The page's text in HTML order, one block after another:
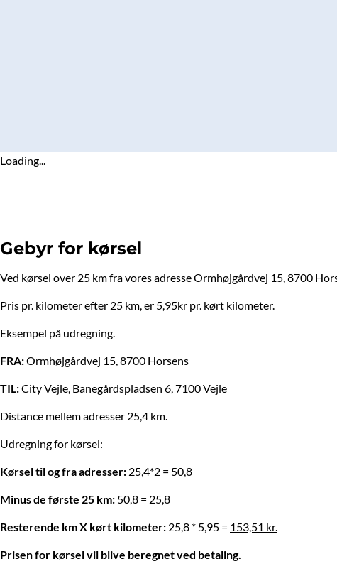
Loading...
Gebyr for kørsel
Ved kørsel over 25 km fra vores adresse Ormhøjgårdvej 15, 8700
Pris pr. kilometer efter 25 km, er 5,95kr pr. kørt kilometer.
Eksempel på udregning.
FRA:Ormhøjgårdvej 15, 8700 Horsens
TIL:City Vejle, Banegårdspladsen 6, 7100 Vejle
Distance mellem adresser 25,4 km.
Udregning for kørsel:
Kørsel til og fra adresser: 25,4*2 = 50,8
Minus de første 25 km: 50,8 = 25,8
Resterende km X kørt kilometer: 25,8 * 5,95 = 153,51 kr.
Prisen for kørsel vil blive beregnet ved betaling.